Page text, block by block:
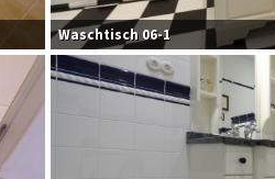
Waschtisch 06-1